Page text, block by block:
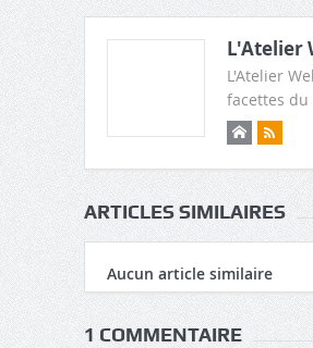
L'Atelier
L'Atelier
facettes
ARTICLES SIMILAIRES
Aucun article similaire
1 COMMENTAIRE